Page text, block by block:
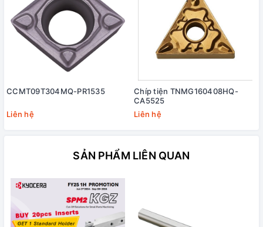
CCMT09T304MQ-PR1535
Liên hệ
Chíp tiện TNMG160408HQ-
CA5525
Liên hệ
SẢN PHẨM LIÊN QUAN